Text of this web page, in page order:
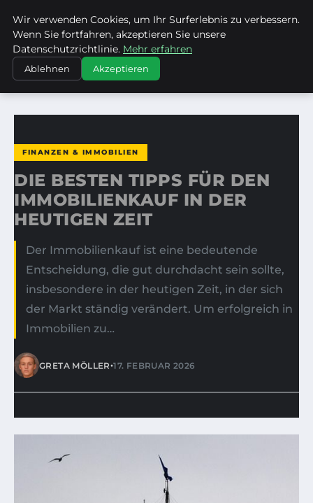
KIRSTINS WEG
STARTSEITE
FINANZEN & IMMOBILIEN
DIE BESTEN TIPPS FÜR DEN IMMOBILIENKAUF IN DER…
FINANZEN & IMMOBILIEN
DIE BESTEN TIPPS FÜR DEN
IMMOBILIENKAUF IN DER
HEUTIGEN ZEIT
Der Immobilienkauf ist eine bedeutende
Entscheidung, die gut durchdacht sein sollte,
insbesondere in der heutigen Zeit, in der sich
der Markt ständig verändert. Um erfolgreich in
Immobilien zu…
GRETA MÖLLER•17. FEBRUAR 2026
Wir verwenden Cookies, um Ihr Surferlebnis zu verbessern.
Wenn Sie fortfahren, akzeptieren Sie unsere
Datenschutzrichtlinie. Mehr erfahren
Ablehnen Akzeptieren